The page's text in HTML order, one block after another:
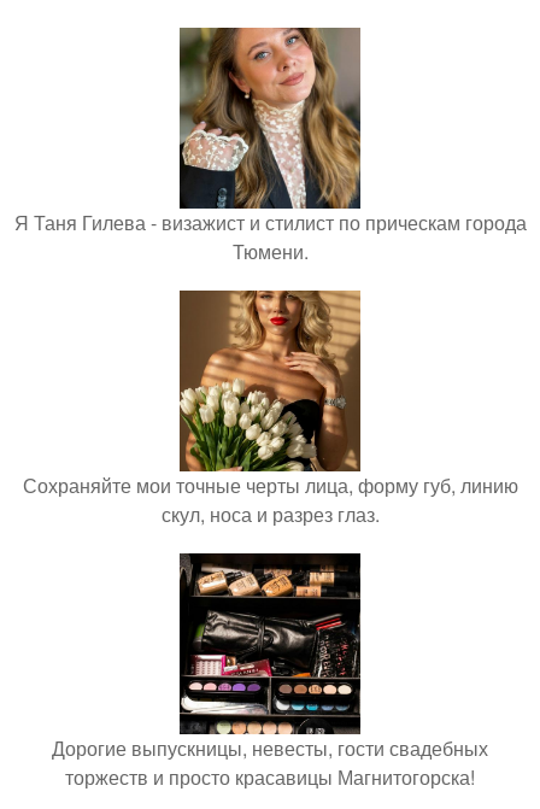
Я Таня Гилева - визажист и стилист по прическам города
Тюмени.
Сохраняйте мои точные черты лица, форму губ, линию
скул, носа и разрез глаз.
Дорогие выпускницы, невесты, гости свадебных
торжеств и просто красавицы Магнитогорска!